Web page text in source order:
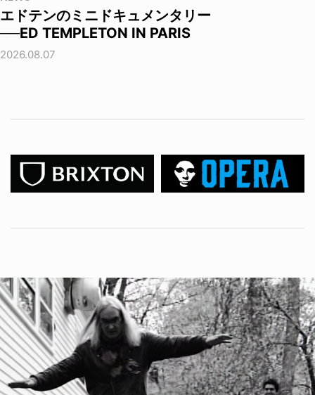
エドテンのミニドキュメンタリー
──ED TEMPLETON IN PARIS
2026.08.07